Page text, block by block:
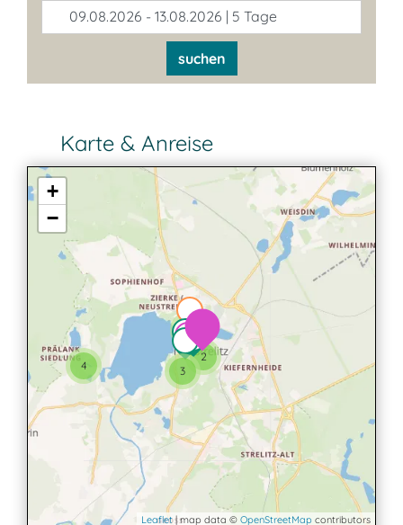
09.08.2026 - 13.08.2026 | 5 Tage
suchen
Karte & Anreise
4
2
3
2
+
−
Leaflet| map data © OpenStreetMap contributors